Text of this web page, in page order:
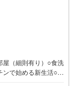
屋（細則有り）○食洗
ンで始める新生活○